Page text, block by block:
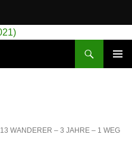
13 WANDERER – 3 JAHRE – 1 WEG